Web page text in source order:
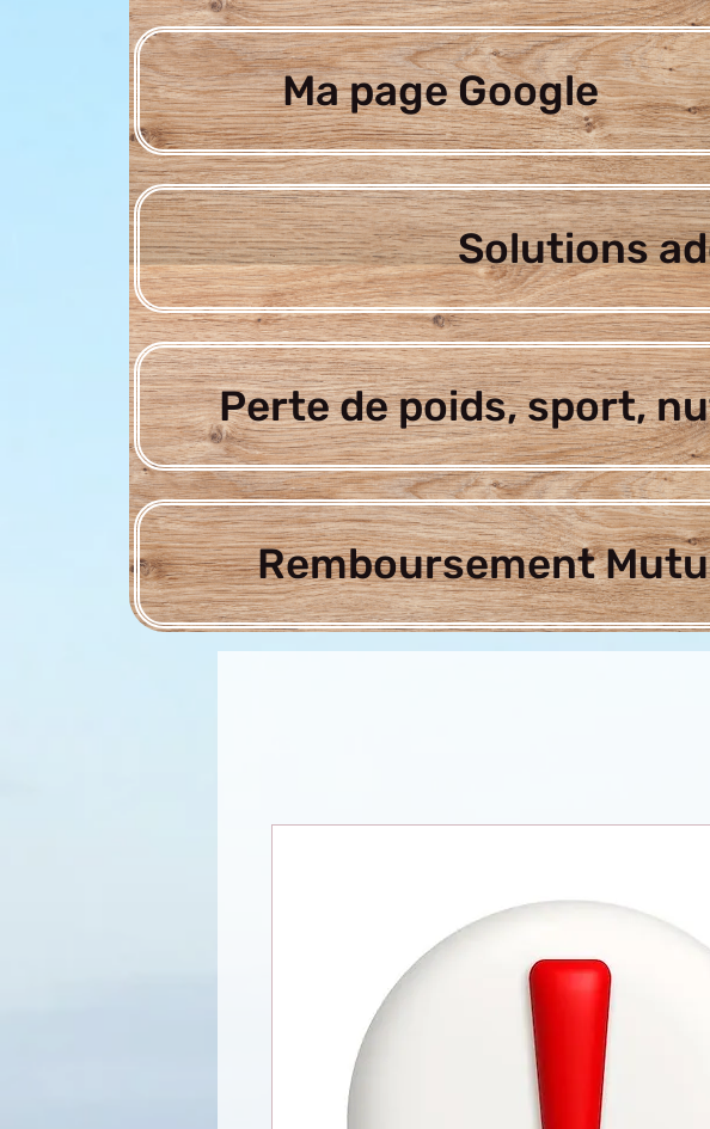
Ma page Google
Solutions
Perte de poids, sport,
Remboursement